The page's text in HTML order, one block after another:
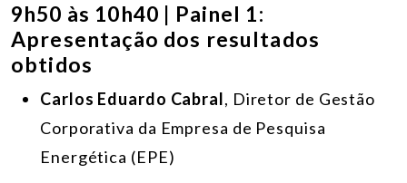
9h50 às 10h40 | Painel 1:
Apresentação dos resultados
obtidos
Carlos Eduardo Cabral, Diretor de Gestão
Corporativa da Empresa de Pesquisa
Energética (EPE)